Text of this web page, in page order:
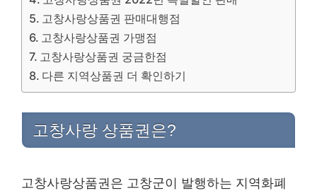
고창사랑상품권 판매대행점
고창사랑상품권 가맹점
고창사랑상품권 궁금한점
다른 지역상품권 더 확인하기
고창사랑 상품권은?
고창사랑상품권은 고창군이 발행하는 지역화폐